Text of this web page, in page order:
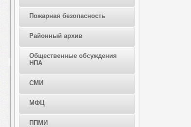
Пожарная безопасность
Районный архив
Общественные обсуждения
НПА
СМИ
МФЦ
ППМИ